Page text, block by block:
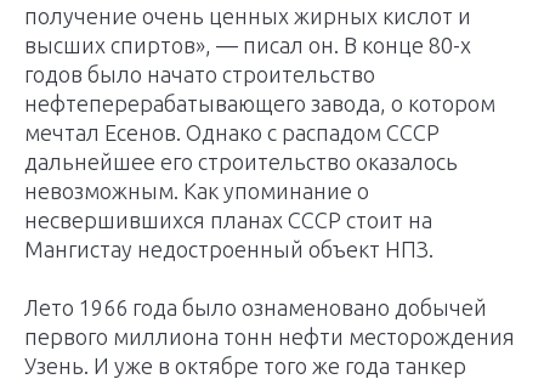
получение очень ценных жирных кислот и
высших спиртов», — писал он. В конце 80-х
годов было начато строительство
нефтеперерабатывающего завода, о котором
мечтал Есенов. Однако с распадом СССР
дальнейшее его строительство оказалось
невозможным. Как упоминание о
несвершившихся планах СССР стоит на
Мангистау недостроенный объект НПЗ.
Лето 1966 года было ознаменовано добычей
первого миллиона тонн нефти месторождения
Узень. И уже в октябре того же года танкер